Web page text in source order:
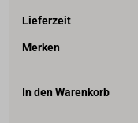
Lieferzeit
Merken
In den Warenkorb